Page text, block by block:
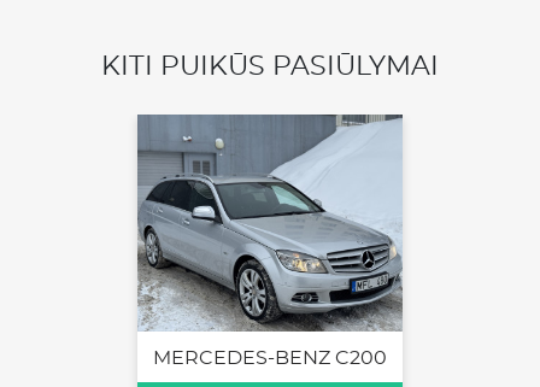
KITI PUIKŪS PASIŪLYMAI
MERCEDES-BENZ C200